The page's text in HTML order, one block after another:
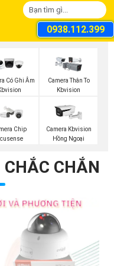
0938.112.399
Có Ghi Âm
Camera Thân To
Kbvision
Chip
Camera Kbvision
Hồng Ngoại
CHẮN